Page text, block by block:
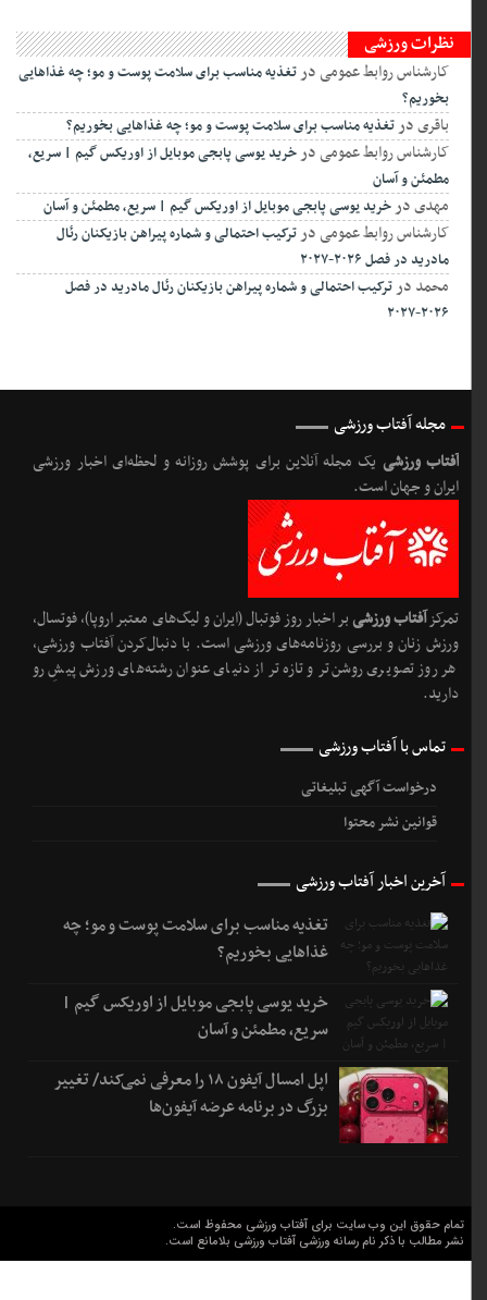
نظرات ورزشی
کارشناس روابط عمومیدرتغذیه مناسب برای سلامت پوست و مو؛ چه غذاهایی
بخوریم؟
باقریدرتغذیه مناسب برای سلامت پوست و مو؛ چه غذاهایی بخوریم؟
کارشناس روابط عمومیدرخرید یوسی پابجی موبایل از اوریکس گیم | سریع،
مطمئن و آسان
مهدیدرخرید یوسی پابجی موبایل از اوریکس گیم | سریع، مطمئن و آسان
کارشناس روابط عمومیدرترکیب احتمالی و شماره پیراهن بازیکنان رئال
مادرید در فصل ۲۰۲۶-۲۰۲۷
محمددرترکیب احتمالی و شماره پیراهن بازیکنان رئال مادرید در فصل
۲۰۲۶-۲۰۲۷
مجله آفتاب ورزشی
آفتاب ورزشییک مجله آنلاین برای پوشش روزانه و لحظه‌ای اخبار ورزشی
ایران و جهان است.
تمرکزآفتاب ورزشیبر اخبار روز فوتبال (ایران و لیگ‌های معتبر اروپا)، فوتسال،
ورزش زنان و بررسی روزنامه‌های ورزشی است. با دنبال‌کردن آفتاب ورزشی،
هر روز تصویری روشن‌تر و تازه‌تر از دنیای عنوان رشته‌های ورزش پیشِ رو
دارید.
تماس با آفتاب ورزشی
درخواست آگهی تبلیغاتی
قوانین نشر محتوا
آخرین اخبار آفتاب ورزشی
تغذیه مناسب برای سلامت پوست و مو؛ چه
غذاهایی بخوریم؟
خرید یوسی پابجی موبایل از اوریکس گیم |
سریع، مطمئن و آسان
اپل امسال آیفون ۱۸ را معرفی نمی‌کند/ تغییر
بزرگ در برنامه عرضه آیفون‌ها
تمام حقوق این وب سایت برای آفتاب ورزشی محفوظ است.
نشر مطالب با ذکر نام رسانه ورزشی آفتاب ورزشی بلامانع است.